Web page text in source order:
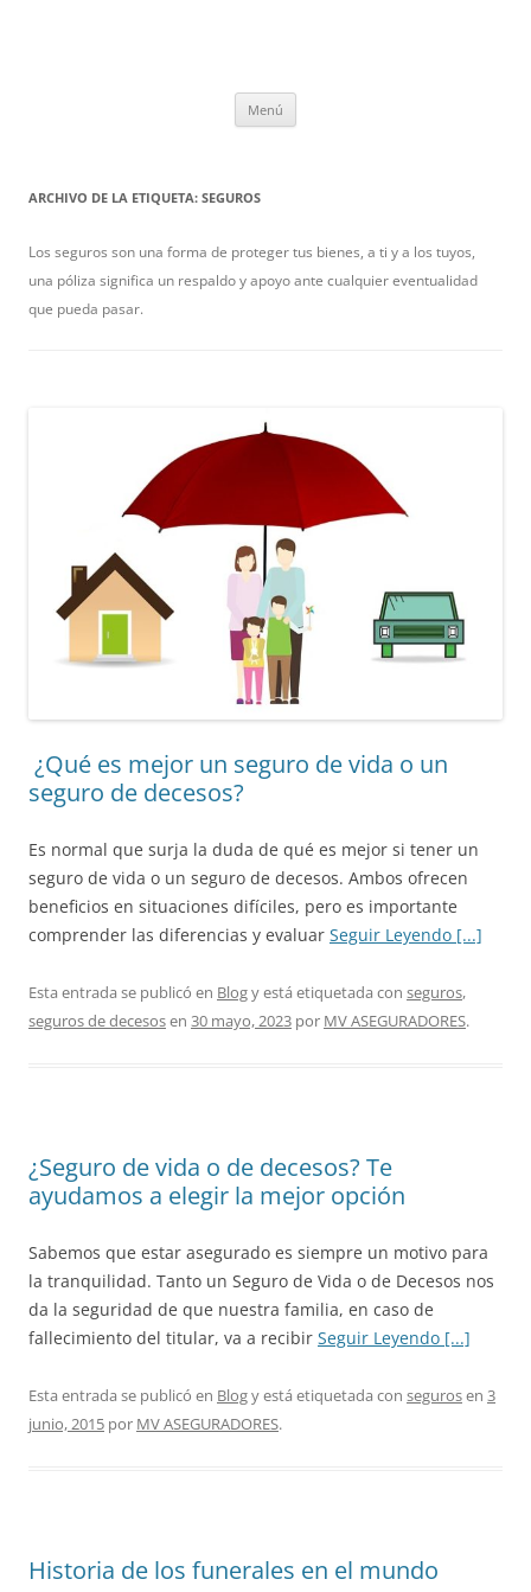
Menú
ARCHIVO DE LA ETIQUETA: SEGUROS
Los seguros son una forma de proteger tus bienes, a ti y a los tuyos,
una póliza significa un respaldo y apoyo ante cualquier eventualidad
que pueda pasar.
¿Qué es mejor un seguro de vida o un
seguro de decesos?
Es normal que surja la duda de qué es mejor si tener un
seguro de vida o un seguro de decesos. Ambos ofrecen
beneficios en situaciones difíciles, pero es importante
comprender las diferencias y evaluar Seguir Leyendo [...]
Esta entrada se publicó en Blogy está etiquetada con seguros,
seguros de decesosen 30 mayo, 2023 por MV ASEGURADORES.
¿Seguro de vida o de decesos? Te
ayudamos a elegir la mejor opción
Sabemos que estar asegurado es siempre un motivo para
la tranquilidad. Tanto un Seguro de Vida o de Decesos nos
da la seguridad de que nuestra familia, en caso de
fallecimiento del titular, va a recibir Seguir Leyendo [...]
Esta entrada se publicó en Blogy está etiquetada con segurosen 3
junio, 2015 por MV ASEGURADORES.
Historia de los funerales en el mundo